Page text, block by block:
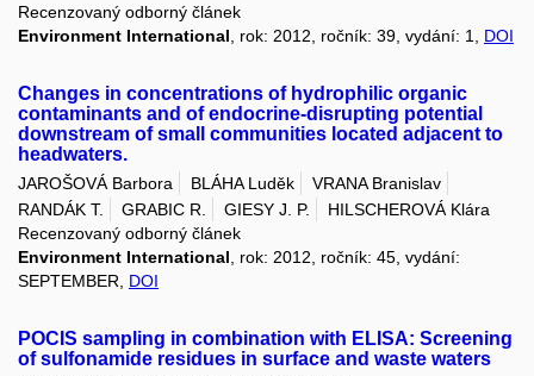
Recenzovaný odborný článek
Environment International , rok: 2012, ročník: 39, vydání: 1, DOI
Changes in concentrations of hydrophilic organic
contaminants and of endocrine-disrupting potential
downstream of small communities located adjacent to
headwaters.
JAROŠOVÁ Barbora BLÁHA Luděk
VRANA Branislav
RANDÁK T.
GRABIC R. GIESY J. P.
HILSCHEROVÁ Klára
Recenzovaný odborný článek
Environment International , rok: 2012, ročník: 45, vydání:
SEPTEMBER, DOI
POCIS sampling in combination with ELISA: Screening
of sulfonamide residues in surface and waste waters